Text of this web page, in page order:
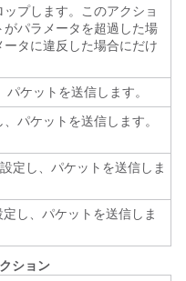
プします。このアクショ
がパラメータを超過した場
タに違反した場合にだけ
パケットを送信します。
パケットを送信します。
定し、パケットを送信しま
し、パケットを送信しま
ション